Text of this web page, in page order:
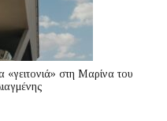
στη Μαρίνα του